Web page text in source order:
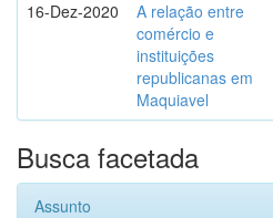
16-Dez-2020
A relação entre
comércio e
instituições
republicanas em
Maquiavel
Busca facetada
Assunto